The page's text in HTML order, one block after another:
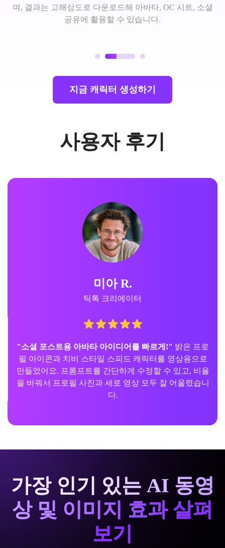
며, 결과는 고해상도로 다운로드해 아바타, OC 시트, 소셜
공유에 활용할 수 있습니다.
지금 캐릭터 생성하기
사용자 후기
미아 R.
틱톡 크리에이터
"소셜 포스트용 아바타 아이디어를 빠르게!" 밝은 프로
필 아이콘과 치비 스타일 스피드 캐릭터를 영상용으로
만들었어요. 프롬프트를 간단하게 수정할 수 있고, 비율
을 바꿔서 프로필 사진과 세로 영상 모두 잘 어울렸습니
다.
가장 인기 있는 AI 동영
상 및 이미지 효과 살펴
보기